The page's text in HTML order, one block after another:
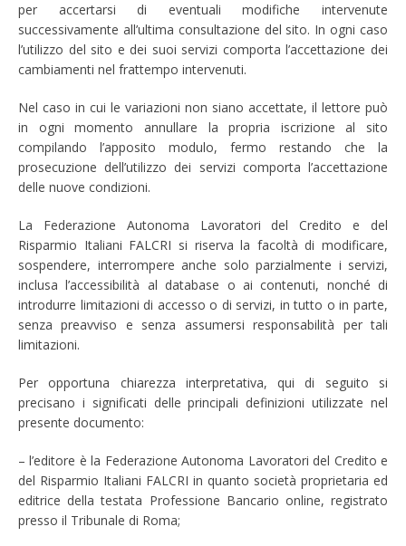
per accertarsi di eventuali modifiche intervenute
successivamente all’ultima consultazione del sito. In ogni caso
l’utilizzo del sito e dei suoi servizi comporta l’accettazione dei
cambiamenti nel frattempo intervenuti.
Nel caso in cui le variazioni non siano accettate, il lettore può
in ogni momento annullare la propria iscrizione al sito
compilando l’apposito modulo, fermo restando che la
prosecuzione dell’utilizzo dei servizi comporta l’accettazione
delle nuove condizioni.
La Federazione Autonoma Lavoratori del Credito e del
Risparmio Italiani FALCRI si riserva la facoltà di modificare,
sospendere, interrompere anche solo parzialmente i servizi,
inclusa l’accessibilità al database o ai contenuti, nonché di
introdurre limitazioni di accesso o di servizi, in tutto o in parte,
senza preavviso e senza assumersi responsabilità per tali
limitazioni.
Per opportuna chiarezza interpretativa, qui di seguito si
precisano i significati delle principali definizioni utilizzate nel
presente documento:
– l’editore è la Federazione Autonoma Lavoratori del Credito e
del Risparmio Italiani FALCRI in quanto società proprietaria ed
editrice della testata Professione Bancario online, registrato
presso il Tribunale di Roma;